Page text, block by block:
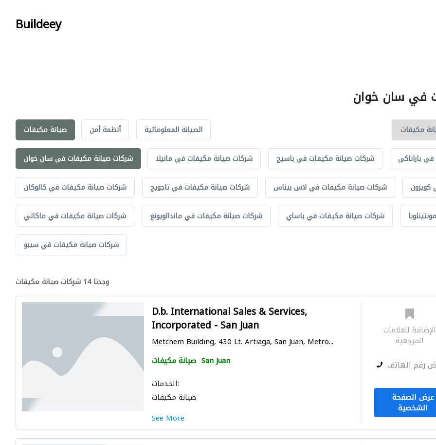
Buildeey
في سان خوان
صيانة مكيفات أنظمة أمن الصيانة المعلوماتية
شركات صيانة مكيفات في سان خوان شركات صيانة مكيفات في مانيلا شركات صيانة مكيفات في باسيج باراناكي
شركات صيانة مكيفات في كالوكان شركات صيانة مكيفات في تاجويج شركات صيانة مكيفات في لاس بيناس
شركات صيانة مكيفات في ماكاتي شركات صيانة مكيفات في ماندالويونغ شركات صيانة مكيفات في باساي
شركات صيانة مكيفات في سيبو
وجدنا 14 شركات صيانة مكيفات
D.b. International Sales & Services,
Incorporated - San Juan
Metchem Building, 430 Lt. Artiaga, San Juan, Metro...
صيانة مكيفات San Juan
الخدمات:
صيانة مكيفات
See More
الإضافة للعلامات
المرجعية
رقم الهاتف
عرض الصفحة
الشخصية